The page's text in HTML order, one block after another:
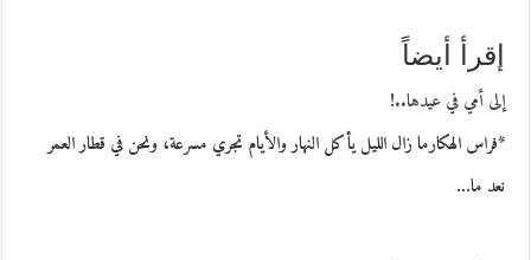
إقرأ أيضاً
إلى أمي في عيدها..!
*فراس الهكارما زال الليل يأكل النهار والأيام تجري مسرعة، ونحن في قطار العمر
نعد ما…